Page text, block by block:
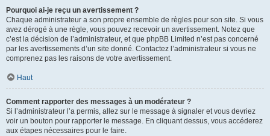
Pourquoi ai-je reçu un avertissement ?
Chaque administrateur a son propre ensemble de règles pour son site. Si vous
avez dérogé à une règle, vous pouvez recevoir un avertissement. Notez que
c’est la décision de l’administrateur, et que phpBB Limited n’est pas concerné
par les avertissements d’un site donné. Contactez l’administrateur si vous ne
comprenez pas les raisons de votre avertissement.
Haut
Comment rapporter des messages à un modérateur ?
Si l’administrateur l’a permis, allez sur le message à signaler et vous devriez
voir un bouton pour rapporter le message. En cliquant dessus, vous accéderez
aux étapes nécessaires pour le faire.